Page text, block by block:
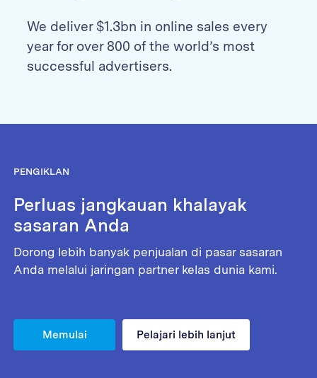
We deliver $1.3bn in online sales every
year for over 800 of the world’s most
successful advertisers.
PENGIKLAN
Perluas jangkauan khalayak
sasaran Anda
Dorong lebih banyak penjualan di pasar sasaran
Anda melalui jaringan partner kelas dunia kami.
Memulai Pelajari lebih lanjut